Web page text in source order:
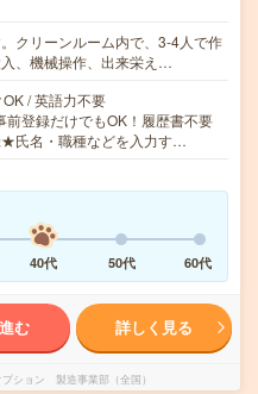
クリーンルーム内で、3-4人で作
、機械操作、出来栄え…
/ 英語力不要
登録だけでもOK！履歴書不要
氏名・職種などを入力す…
40代 50代 60代
む 詳しく見る
ション 製造事業部（全国）